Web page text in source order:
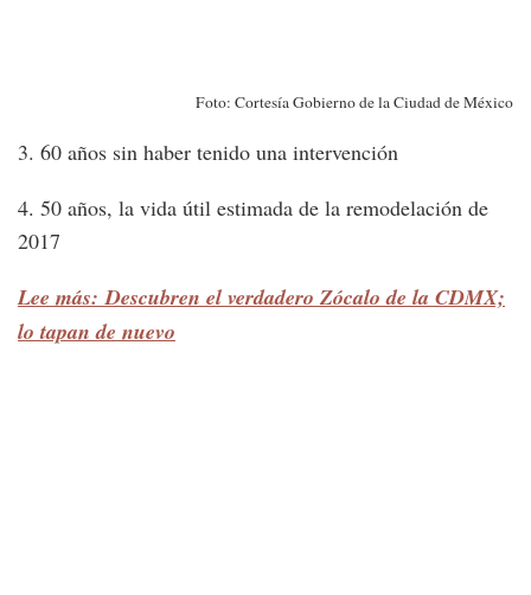
Foto: Cortesía Gobierno de la Ciudad de México
3. 60 años sin haber tenido una intervención
4. 50 años, la vida útil estimada de la remodelación de
2017
Lee más: Descubren el verdadero Zócalo de la CDMX;
lo tapan de nuevo